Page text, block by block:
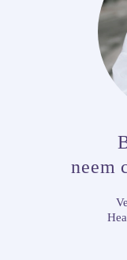
neem